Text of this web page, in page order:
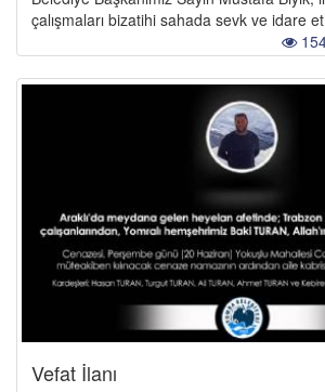
çalışmaları bizatihi sahada sevk ve idare
Vefat İlanı